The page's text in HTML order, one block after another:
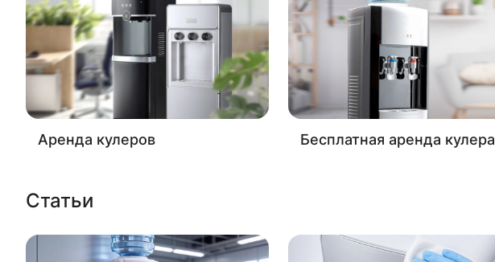
Аренда кулеров Бесплатная аренда кулера
Статьи